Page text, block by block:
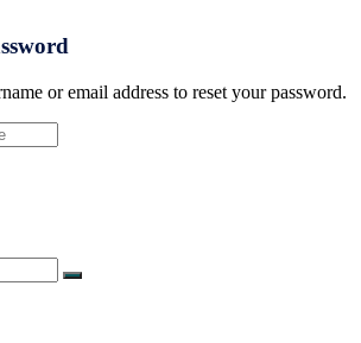
or email address to reset your password.